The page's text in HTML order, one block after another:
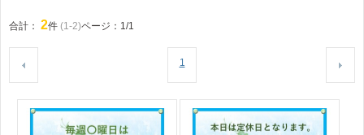
合計： 2件 (1-2)ページ：1/1
1